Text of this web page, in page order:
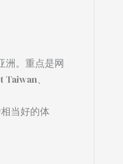
洲。重点是网
、
当好的体